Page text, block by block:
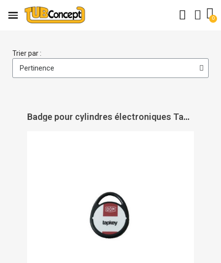
Trier par :
Badge pour cylindres électroniques Tapkey - DOM